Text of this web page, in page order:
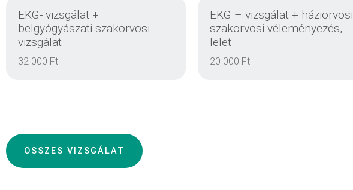
EKG- vizsgálat +
belgyógyászati szakorvosi
vizsgálat
32 000 Ft
DETAILS
EKG – vizsgálat + háziorvosi
szakorvosi véleményezés,
lelet
20 000 Ft
ÖSSZES VIZSGÁLAT